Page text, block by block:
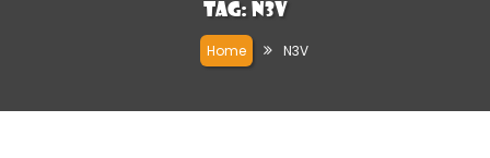
Tag: N3V
Home N3V